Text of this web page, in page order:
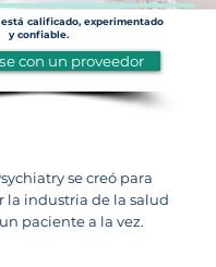
calificado, experimentado
y confiable.
con un proveedor
se creó para
la industria de la salud
paciente a la vez.